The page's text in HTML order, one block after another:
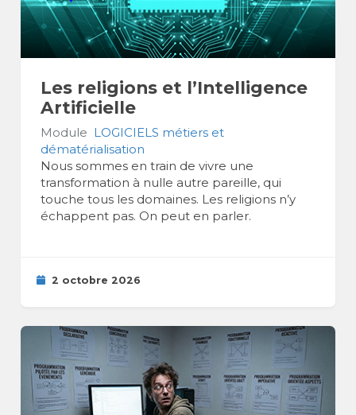
Les religions et l’Intelligence
Artificielle
Module LOGICIELS métiers et
dématérialisation
Nous sommes en train de vivre une
transformation à nulle autre pareille, qui
touche tous les domaines. Les religions n’y
échappent pas. On peut en parler.
2 octobre 2026